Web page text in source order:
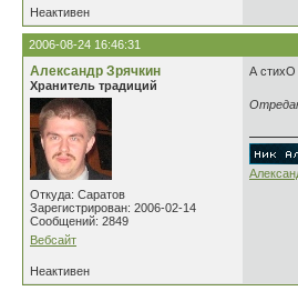
Неактивен
2006-08-24 16:46:31
Александр Зрячкин
Хранитель традиций
Откуда: Саратов
Зарегистрирован: 2006-02-14
Сообщений: 2849
Вебсайт
А стихО
Неактивен